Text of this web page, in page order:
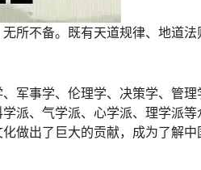
所不备。既有天道规律、地道法
军事学、伦理学、决策学、管理
派、气学派、心学派、理学派等
做出了巨大的贡献，成为了解中